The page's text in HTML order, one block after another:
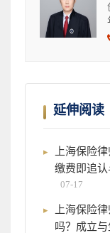
延伸阅读
上海保险
缴费即追
07-17
上海保险
吗？成立